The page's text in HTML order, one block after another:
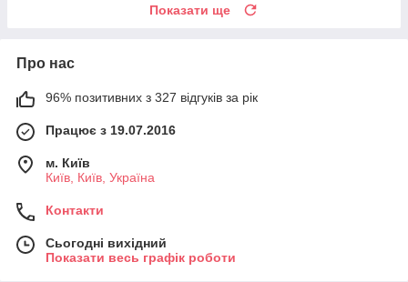
Показати ще
Про нас
96% позитивних з 327 відгуків за рік
Працює з 19.07.2016
м. Київ
Київ, Київ, Україна
Контакти
Сьогодні вихідний
Показати весь графік роботи